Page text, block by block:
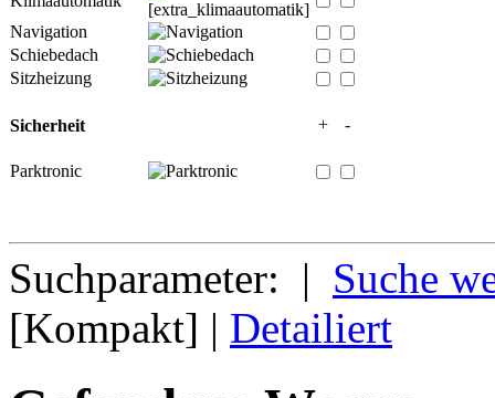
Navigation
Schiebedach
Sitzheizung
Sicherheit + -
Parktronic
Suchparameter: | Suche
[Kompakt] | Detailiert